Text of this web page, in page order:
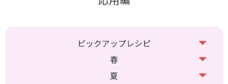
ピックアップレシピ
春
夏